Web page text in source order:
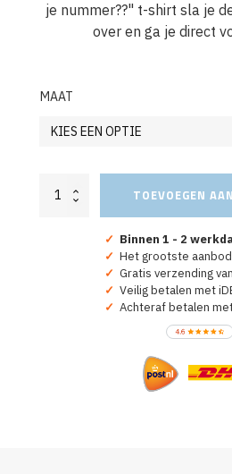
je nummer??" t-shirt sla je
over en ga je direct
MAAT
Oranje
TOEVOEGEN
✓ Binnen 1 - 2
✓ Het grootste aanbod
✓ Gratis verzending
✓ Veilig betalen met
✓ Achteraf betalen